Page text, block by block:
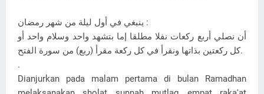
ينبغي في أول ليلة من شهر رمضان :
أن نصلي أربع ركعات نفلا مطلقا إما بتشهد واحد وسلام واحد أو
كل ركعتين بذاتها ونقرأ في كل ركعة مقرأ (ربع) من سورة الفتح.
.
Dianjurkan pada malam pertama di bulan Ramadhan